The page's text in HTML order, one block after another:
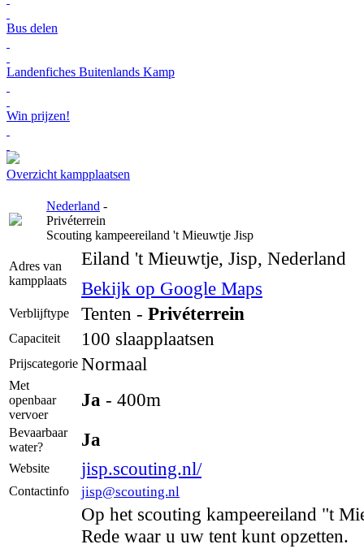
Bus delen
Landenfiches Buitenlands Kamp
Win prijzen!
Overzicht kampplaatsen
Nederland -
Privéterrein
Scouting kampeereiland 't Mieuwtje Jisp
Adres van
kampplaats
Eiland 't Mieuwtje, Jisp, Nederland
Bekijk op Google Maps
Verblijftype Tenten - Privéterrein
Capaciteit 100 slaapplaatsen
Prijscategorie Normaal
Met
openbaar
vervoer
Ja - 400m
Bevaarbaar
water?
Ja
Website jisp.scouting.nl/
Contactinfo jisp@scouting.nl
Op het scouting kampeereiland "t
Rede waar u uw tent kunt opzetten.